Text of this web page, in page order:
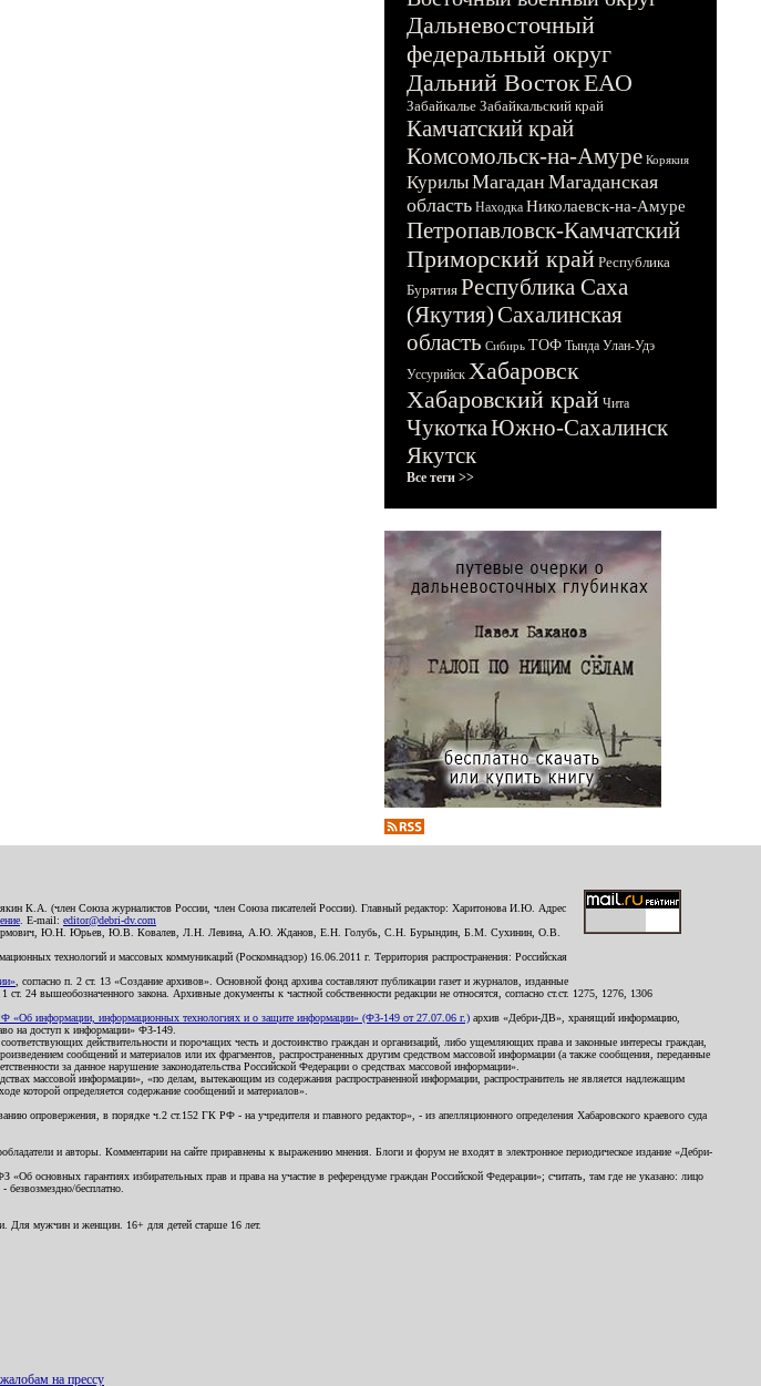
Дальневосточный
федеральный округ
Дальний ВостокЕАО
Забайкалье Забайкальский край
Камчатский край
Комсомольск-на-Амуре Корякия
КурилыМагадан Магаданская
область Находка Николаевск-на-Амуре
Петропавловск-Камчатский
Приморский край Республика
Бурятия Республика Саха
(Якутия)Сахалинская
область Сибирь ТОФ Тында Улан-Удэ
Уссурийск Хабаровск
Хабаровский край Чита
ЧукоткаЮжно-Сахалинск
Якутск
Все теги >>
К.А. (член Союза журналистов России, член Союза писателей России). Главный редактор: Харитонова И.Ю. Адрес
. E-mail: editor@debri-dv.com
Мирмович, Ю.Н. Юрьев, Ю.В. Ковалев, Л.Н. Левина, А.Ю. Жданов, Е.Н. Голубь, С.Н. Бурындин, Б.М. Сухинин, О.В.
технологий и массовых коммуникаций (Роскомнадзор) 16.06.2011 г. Территория распространения: Российская
, согласно п. 2 ст. 13 «Создание архивов». Основной фонд архива составляют публикации газет и журналов, изданные
24 вышеобозначенного закона. Архивные документы к частной собственности редакции не относятся, согласно ст.ст. 1275, 1276, 1306
«Об информации, информационных технологиях и о защите информации» (ФЗ-149 от 27.07.06 г.) архив «Дебри-ДВ», хранящий информацию,
на доступ к информации» ФЗ-149.
действительности и порочащих честь и достоинство граждан и организаций, либо ущемляющих права и законные интересы граждан,
сообщений и материалов или их фрагментов, распространенных другим средством массовой информации (а также сообщения, переданные
за данное нарушение законодательства Российской Федерации о средствах массовой информации».
массовой информации», «по делам, вытекающим из содержания распространенной информации, распространитель не является надлежащим
которой определяется содержание сообщений и материалов».
опровержения, в порядке ч.2 ст.152 ГК РФ - на учредителя и главного редактор», - из апелляционного определения Хабаровского краевого суда
и авторы. Комментарии на сайте приравнены к выражению мнения. Блоги и форум не входят в электронное периодическое издание «Дебри-
основных гарантиях избирательных прав и права на участие в референдуме граждан Российской Федерации»; считать, там где не указано: лицо
бесплатно.
Для мужчин и женщин. 16+ для детей старше 16 лет.